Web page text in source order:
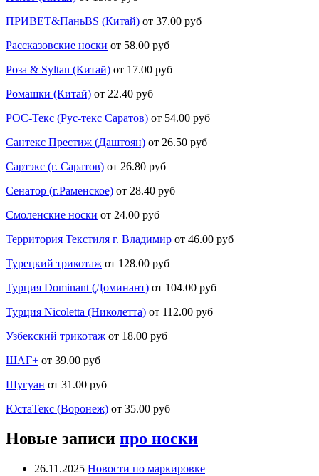
ПРИВЕТ&ПаньBS (Китай) от 37.00 руб
Рассказовские носки от 58.00 руб
Роза & Syltan (Китай) от 17.00 руб
Ромашки (Китай) от 22.40 руб
РОС-Текс (Рус-текс Саратов) от 54.00 руб
Сантекс Престиж (Даштоян) от 26.50 руб
Сартэкс (г. Саратов) от 26.80 руб
Сенатор (г.Раменское) от 28.40 руб
Смоленские носки от 24.00 руб
Территория Текстиля г. Владимир от 46.00 руб
Турецкий трикотаж от 128.00 руб
Турция Dominant (Доминант) от 104.00 руб
Турция Nicoletta (Николетта) от 112.00 руб
Узбекский трикотаж от 18.00 руб
ШАГ+ от 39.00 руб
Шугуан от 31.00 руб
ЮстаТекс (Воронеж) от 35.00 руб
Новые записи про носки
26.11.2025 Новости по маркировке